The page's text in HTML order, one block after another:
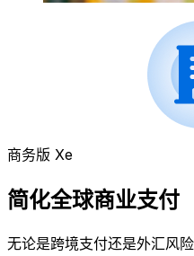
商务版 Xe
简化全球商业支付
无论是跨境支付还是外汇风